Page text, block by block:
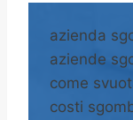
e
n
a
azienda
aziende
come
costi